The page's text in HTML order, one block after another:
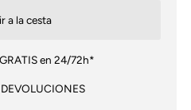
en 24/72h*